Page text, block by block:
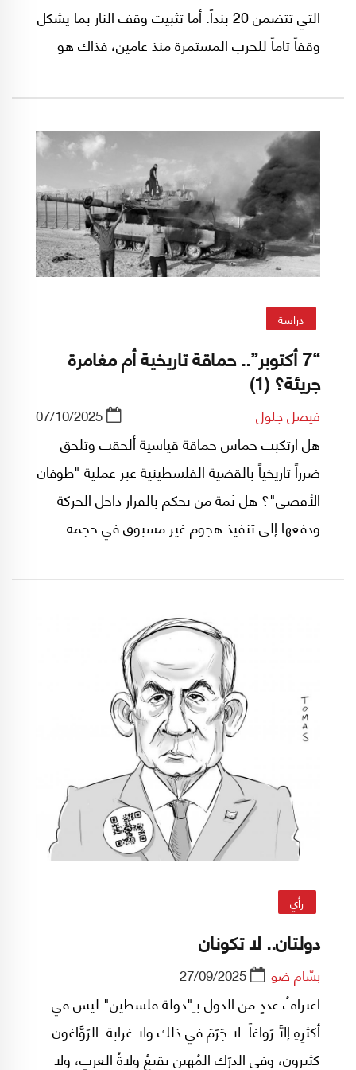
التي تتضمن 20 بنداً. أما تثبيت وقف النار بما يشكل
وقفاً تاماً للحرب المستمرة منذ عامين، فذاك هو
السابقة، لا يوجد يقين بأن رئيس الوزراء الإسرائيلي
بنيامين نتنياهو، لن ينكث بتعهداته مجدداً ويستأنف
العمليات العسكرية، بعد أن يستعيد كل الأسرى
الإسرائيليين، الأحياء منهم والقتلى.
دراسة
“7 أكتوبر”.. حماقة تاريخية أم مغامرة
جريئة؟ (1)
فيصل جلول 07/10/2025
هل ارتكبت حماس حماقة قياسية ألحقت وتلحق
ضرراً تاريخياً بالقضية الفلسطينية عبر عملية "طوفان
الأقصى"؟ هل ثمة من تحكم بالقرار داخل الحركة
ودفعها إلى تنفيذ هجوم غير مسبوق في حجمه
للشعب الفلسطيني ولدفع ما تبقى منه إلى خارج
بالهجوم فلم تحبطه لكي تستخدمه من بعد ذريعة
في تدمير غزة وختم القضية الفلسطينية بالشمع
الأحمر؟ بالمقابل، هل كانت لدى حماس استراتيجية
مدروسة مدخلها عملية 7 أكتوبر ومخرجها تغيير
المعادلات المتعلقة بغزة والقضية الفلسطينية؟
تلك هي أبرز الاحتمالات التي يتم تداولها في سياق
تحليل خلفيات ودوافع عملية "طوفان الأقصى".
رأي
دولتان.. لا تكونان
بسّام ضو 27/09/2025
اعترافُ عددٍ من الدول بـِ"دولة فلسطين" ليس في
أكثرِهِ إلَّا رَواغاً. لا جَرَمَ في ذلك ولا غرابة. الرَوَّاغون
كثيرون، وفي الدرَكِ المُهينِ يقبعُ ولاةُ العربِ، ولا